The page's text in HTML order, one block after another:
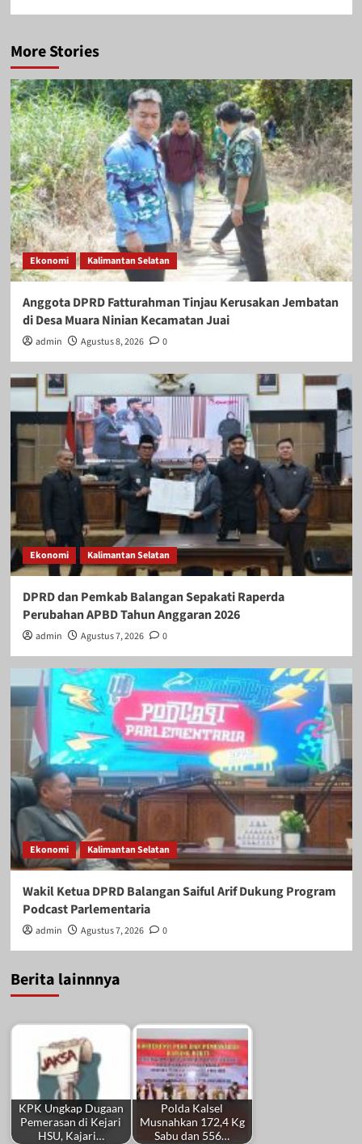
More Stories
Ekonomi Kalimantan Selatan
Anggota DPRD Fatturahman Tinjau Kerusakan Jembatan
di Desa Muara Ninian Kecamatan Juai
admin Agustus 8, 2026 0
Ekonomi Kalimantan Selatan
DPRD dan Pemkab Balangan Sepakati Raperda
Perubahan APBD Tahun Anggaran 2026
admin Agustus 7, 2026 0
Ekonomi Kalimantan Selatan
Wakil Ketua DPRD Balangan Saiful Arif Dukung Program
Podcast Parlementaria
admin Agustus 7, 2026 0
Berita lainnnya
KPK Ungkap Dugaan
Pemerasan di Kejari
HSU, Kajari…
Polda Kalsel
Musnahkan 172,4 Kg
Sabu dan 556…